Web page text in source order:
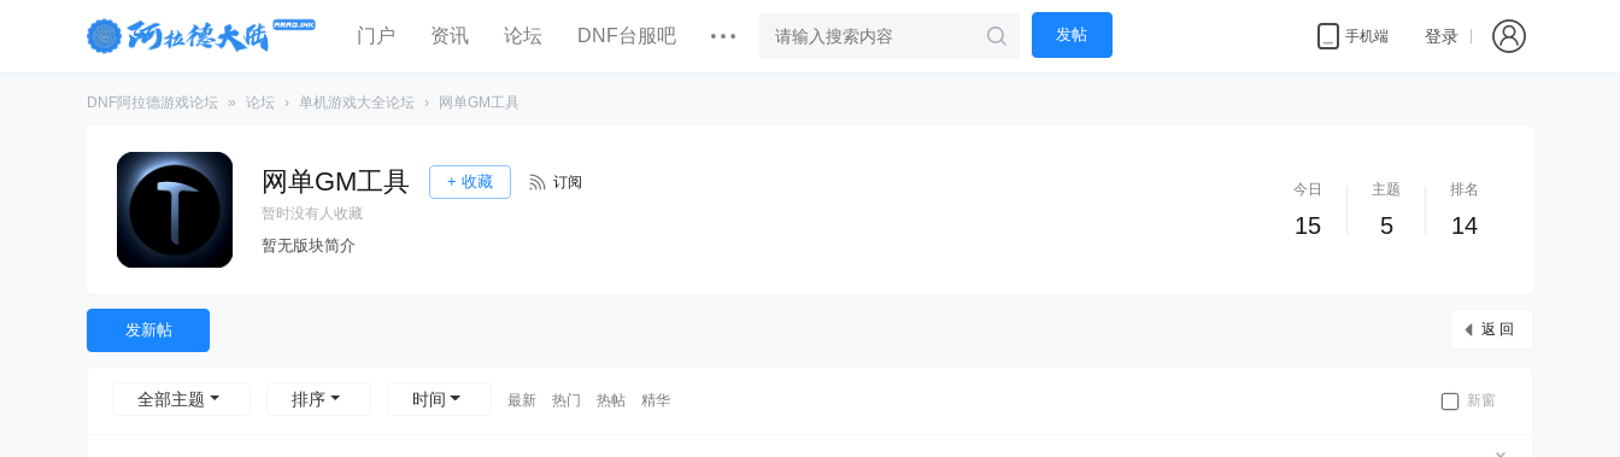
门户 资讯 论坛 DNF台服吧 发帖 手机端 登录
DNF阿拉德游戏论坛 » 论坛 › 单机游戏大全论坛 › 网单GM工具
网单GM工具 + 收藏
订阅
暂时没有人收藏
暂无版块简介
今日
15
主题
5
排名
14
返 回
发新帖
全部主题 排序 时间 最新 热门 热帖 精华 新窗